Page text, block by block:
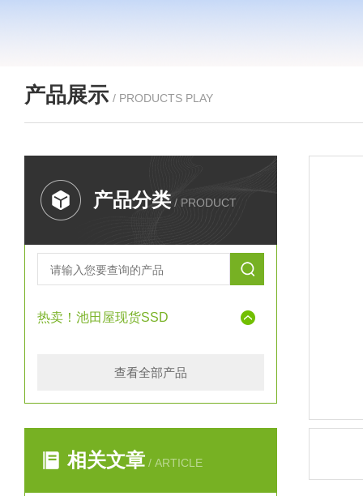
产品展示 / PRODUCTS PLAY
产品分类 / PRODUCT
热卖！池田屋现货SSD
查看全部产品
相关文章 / ARTICLE